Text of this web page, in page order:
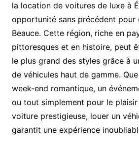
la location de voitures de luxe à
opportunité sans précédent pour
Beauce. Cette région, riche en
pittoresques et en histoire, peut
le plus grand des styles grâce à
de véhicules haut de gamme.
week-end romantique, un
ou tout simplement pour le
voiture prestigieuse, louer un
garantit une expérience